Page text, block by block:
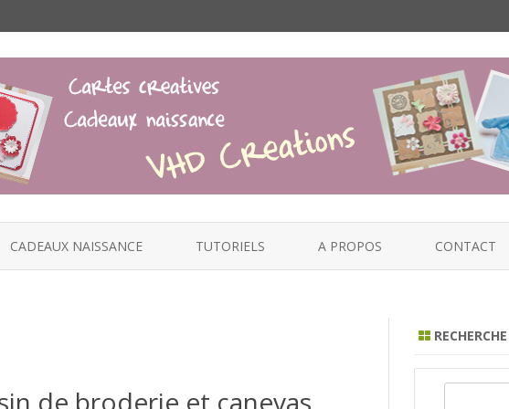
to
CADEAUX NAISSANCE TUTORIELS A PROPOS CONTACT
de broderie et canevas
RECHERCHE